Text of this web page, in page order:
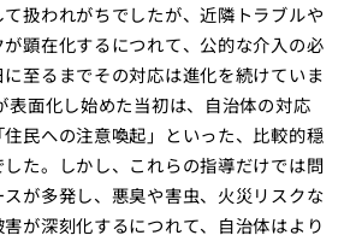
扱われがちでしたが、近隣トラブルや
顕在化するにつれて、公的な介入の必
至るまでその対応は進化を続けていま
表面化し始めた当初は、自治体の対応
民への注意喚起」といった、比較的穏
た。しかし、これらの指導だけでは問
が多発し、悪臭や害虫、火災リスクな
が深刻化するにつれて、自治体はより